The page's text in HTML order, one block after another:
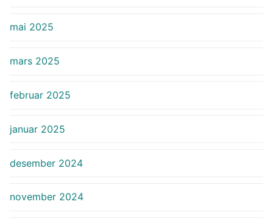
mai 2025
mars 2025
februar 2025
januar 2025
desember 2024
november 2024